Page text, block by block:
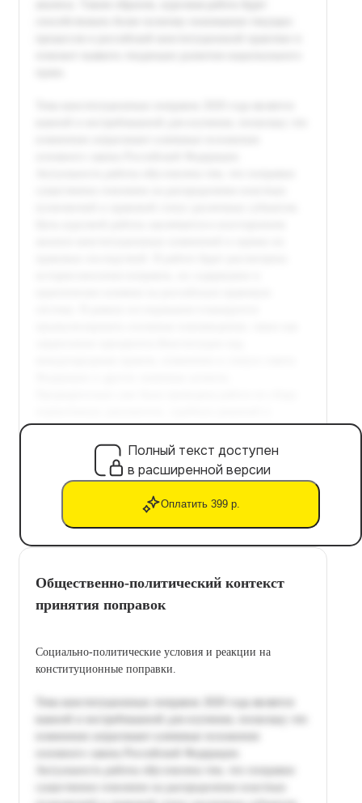
Полный текст доступен
в расширенной версии
Оплатить 399 р.
Общественно-политический контекст
принятия поправок
Социально-политические условия и реакции на
конституционные поправки.